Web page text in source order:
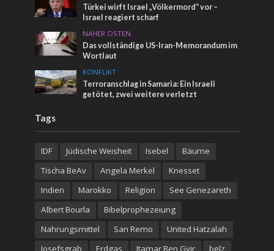
Türkei wirft Israel „Völkermord“ vor –
Israel reagiert scharf
NAHER OSTEN
Das vollständige US-Iran-Memorandum im
Wortlaut
KONFLIKT
Terroranschlag in Samaria: Ein Israeli
getötet, zwei weitere verletzt
Tags
IDF Jüdische Weisheit Isebel
Bäume
Tischa BeAv
Angela Merkel
Knesset
Indien
Marokko Religion
See Genezareth
Albert Bourla
Bibelprophezeiung
Nahrungsmittel
San Remo
United Hatzalah
Josefsgrab
Erdgas Itamar Ben Gvir belz